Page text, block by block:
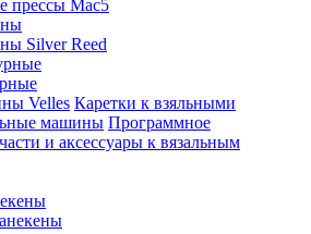
прессы Mac5
Silver Reed
Velles Каретки к взяльными
машины Программное
и аксессуары к вязальным